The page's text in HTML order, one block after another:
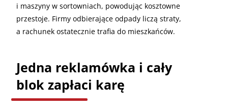
i maszyny w sortowniach, powodując kosztowne
przestoje. Firmy odbierające odpady liczą straty,
a rachunek ostatecznie trafia do mieszkańców.
Jedna reklamówka i cały
blok zapłaci karę